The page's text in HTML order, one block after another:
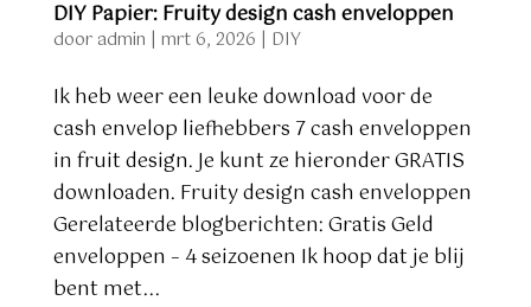
DIY Papier: Fruity design cash enveloppen
door admin | mrt 6, 2026 | DIY
Ik heb weer een leuke download voor de
cash envelop liefhebbers 7 cash enveloppen
in fruit design. Je kunt ze hieronder GRATIS
downloaden. Fruity design cash enveloppen
Gerelateerde blogberichten: Gratis Geld
enveloppen – 4 seizoenen Ik hoop dat je blij
bent met...